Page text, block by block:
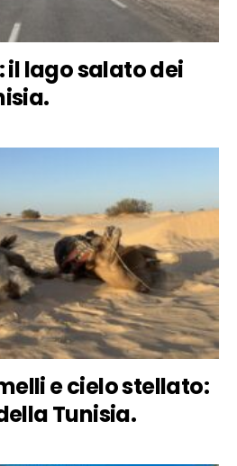
il lago salato dei
e cielo stellato:
Tunisia.